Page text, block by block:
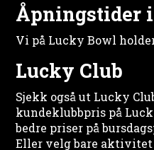
Åpningstider
Vi på Lucky Bowl
Lucky Club
Sjekk også ut Lucky
kundeklubbpris på
bedre priser på
Eller velg bare aktivitet